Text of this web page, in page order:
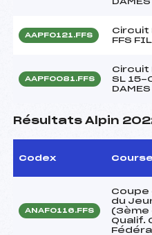
AAPF0121.FFS
Circuit
FFS
AAPF0081.FFS
Circuit
SL
Résultats Alpin
Codex Course
ANAF0116.FFS
Coupe
du
(3ème
Qualif.